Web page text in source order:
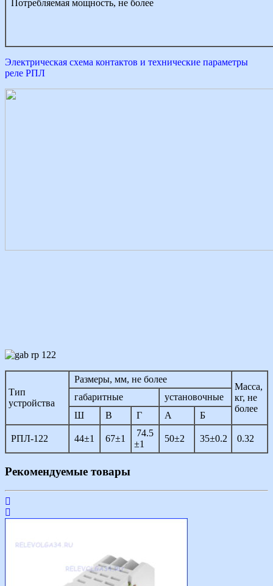
Потребляемая мощность, не более
Электрическая схема контактов и технические параметры
реле РПЛ
Тип
устройства
Размеры, мм, не более
Масса,
кг, не
более
габаритные
установочные
Ш
В Г А Б
РПЛ-122 44±1 67±1
74.5
±1
50±2 35±0.2 0.32
Рекомендуемые товары